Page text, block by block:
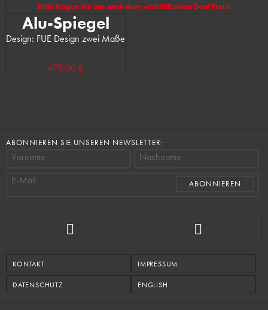
Bitte fragen Sie uns nach dem verblüffenden Deal Preis!
Alu-Spiegel
Design: FUE Design zwei Maße
475,00 €
ABONNIEREN SIE UNSEREN NEWSLETTER:
Vorname
Nachname
E-Mail
KONTAKT IMPRESSUM
DATENSCHUTZ ENGLISH